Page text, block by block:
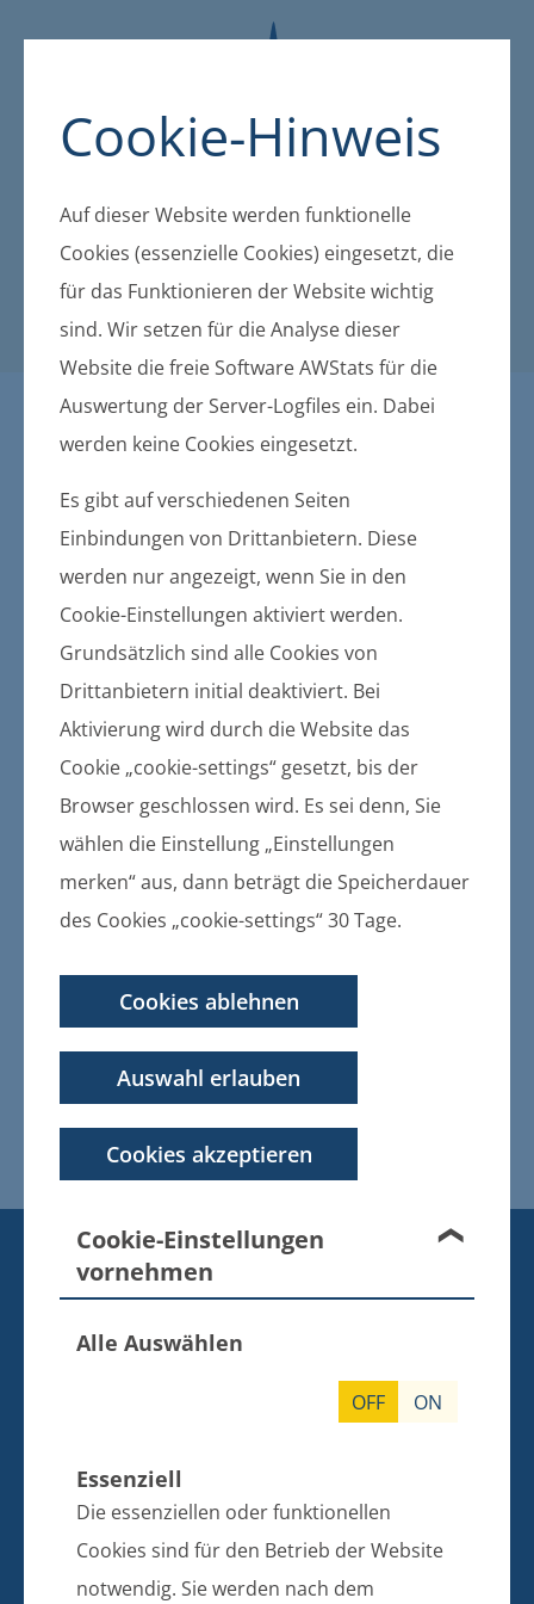
Cookie-Hinweis
Auf dieser Website werden funktionelle
Cookies (essenzielle Cookies) eingesetzt, die
für das Funktionieren der Website wichtig
sind. Wir setzen für die Analyse dieser
Website die freie Software AWStats für die
Auswertung der Server-Logfiles ein. Dabei
werden keine Cookies eingesetzt.
Es gibt auf verschiedenen Seiten
Einbindungen von Drittanbietern. Diese
werden nur angezeigt, wenn Sie in den
Cookie-Einstellungen aktiviert werden.
Grundsätzlich sind alle Cookies von
Drittanbietern initial deaktiviert. Bei
Aktivierung wird durch die Website das
Cookie „cookie-settings“ gesetzt, bis der
Browser geschlossen wird. Es sei denn, Sie
wählen die Einstellung „Einstellungen
merken“ aus, dann beträgt die Speicherdauer
des Cookies „cookie-settings“ 30 Tage.
Cookies ablehnen
Auswahl erlauben
Cookies akzeptieren
Cookie-Einstellungen
vornehmen
Alle Auswählen
OFF ON
Essenziell
Die essenziellen oder funktionellen
Cookies sind für den Betrieb der Website
notwendig. Sie werden nach dem
Öffentliche Bekanntmachu
ngen der amtsangehörigen
Gemeinden und des Amtes
Gemeinde Züssow: Verkauf
Frontkehrbürste 120cm
19.06.2026
Die Gemeinde Züssow verkauft gegen
Höchstgebot eine gebrauchte
Frontkehrbürste mit
Auffangwange und Zusatzbürste
(Baujahr unbekannt). Die Bürste ist
derzeit nicht einsetzbar und
müsste repariert werden. Der Zustand
der Frontkehrbürste ist den beigefügten
Bildern zu
entnehmen. Es wird ausdrücklich darauf
hingewiesen, dass der Verkauf unter
Ausschluss jeglicher
Gewährleistung erfolgt.
weitere Informationen
KONTAKT
BANKVERBINDUNG
Amt Züssow
E-Mail: info@amt-zuessow.de
Sparkasse Vorpommern
IBAN: DE97 1505 0500 0430 0067 99